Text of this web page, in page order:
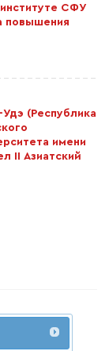
СФУ
повышения
Удэ (Республика
имени
II Азиатский